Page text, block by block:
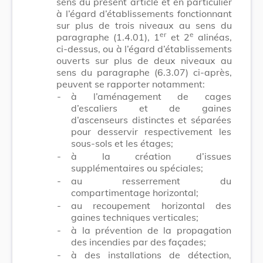
à l’égard d’établissements fonctionnant
sur plus de trois niveaux au sens du
paragraphe (1.4.01), 1eret 2e alinéas,
ci-dessus, ou à l’égard d’établissements
ouverts sur plus de deux niveaux au
sens du paragraphe (6.3.07) ci-après,
peuvent se rapporter notamment:
-
à l’aménagement de cages
d’escaliers et de gaines
d’ascenseurs distinctes et séparées
pour desservir respectivement les
sous-sols et les étages;
-
à la création d’issues
supplémentaires ou spéciales;
-
au resserrement du
compartimentage horizontal;
-
au recoupement horizontal des
gaines techniques verticales;
-
à la prévention de la propagation
des incendies par des façades;
-
à des installations de détection,